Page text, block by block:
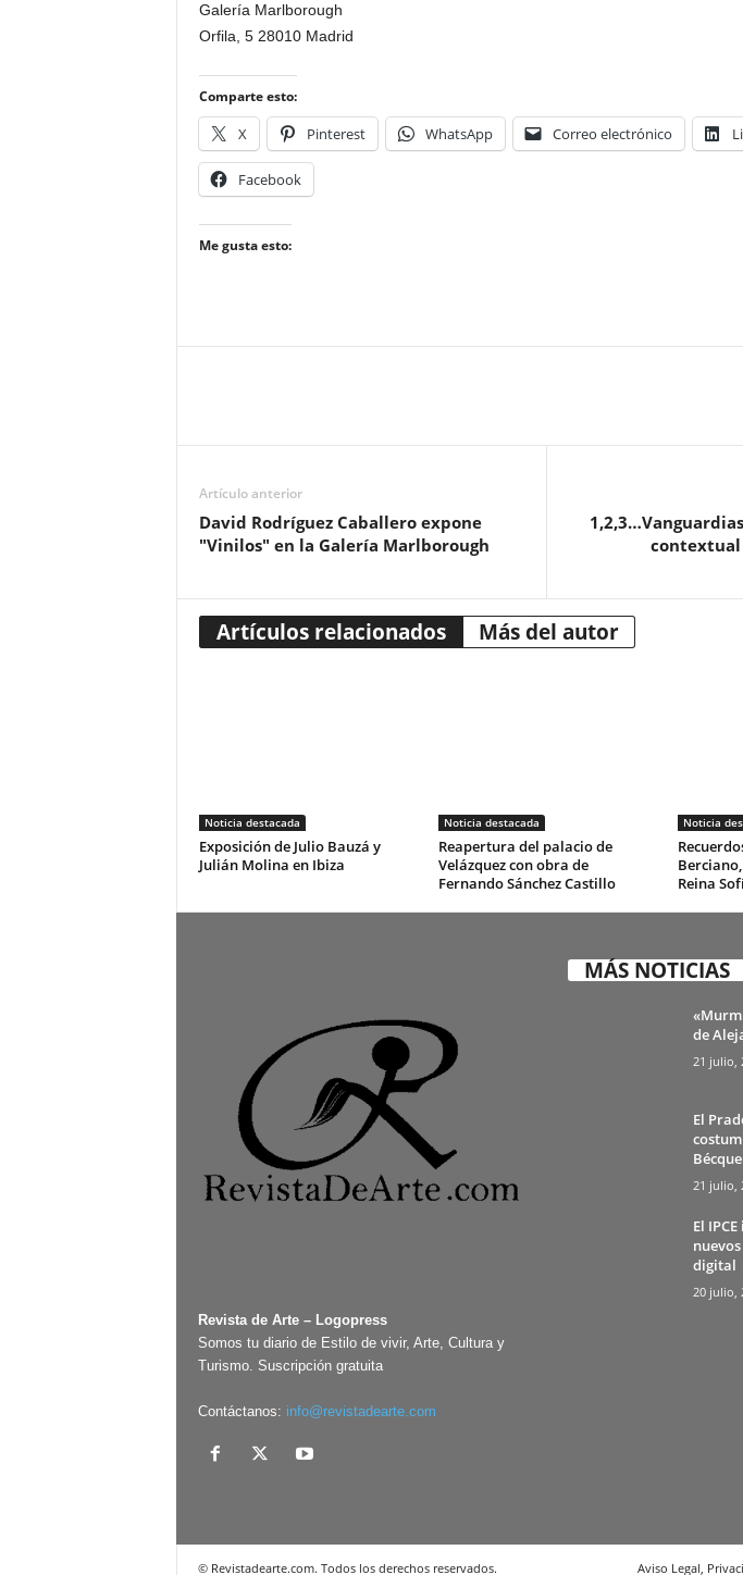
Galería Marlborough
Orfila, 5 28010 Madrid
Comparte esto:
X Pinterest WhatsApp Correo electrónico
Facebook
Me gusta esto:
Artículo anterior
David Rodríguez Caballero expone
"Vinilos" en la Galería Marlborough
contextual
Artículos relacionados Más del autor
Noticia destacada
Exposición de Julio Bauzá y
Julián Molina en Ibiza
Noticia destacada
Reapertura del palacio de
Velázquez con obra de
Fernando Sánchez Castillo
Noticia
Reina
Revista de Arte – Logopress
Somos tu diario de Estilo de vivir, Arte, Cultura y
Turismo. Suscripción gratuita
Contáctanos: info@revistadearte.com
MÁS NOTICIAS
de
21 julio,
El
21 julio,
El
digital
20 julio,
Aviso Legal,
© Revistadearte.com. Todos los derechos reservados.